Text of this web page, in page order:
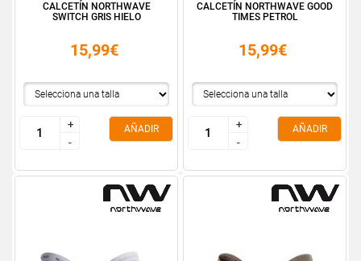
CALCETÍN NORTHWAVE
SWITCH GRIS HIELO
15,99€
+
-
+
-
AÑADIR
CALCETÍN NORTHWAVE GOOD
TIMES PETROL
15,99€
+
-
+
-
AÑADIR